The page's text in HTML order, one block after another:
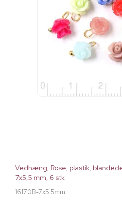
Vedhæng, Rose, plastik,
7x5,5 mm, 6 stk
16170B-7x5.5mm